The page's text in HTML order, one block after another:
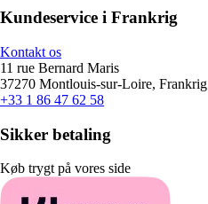
Kundeservice i Frankrig
Kontakt os
11 rue Bernard Maris
37270 Montlouis-sur-Loire, Frankrig
+33 1 86 47 62 58
Sikker betaling
Køb trygt på vores side